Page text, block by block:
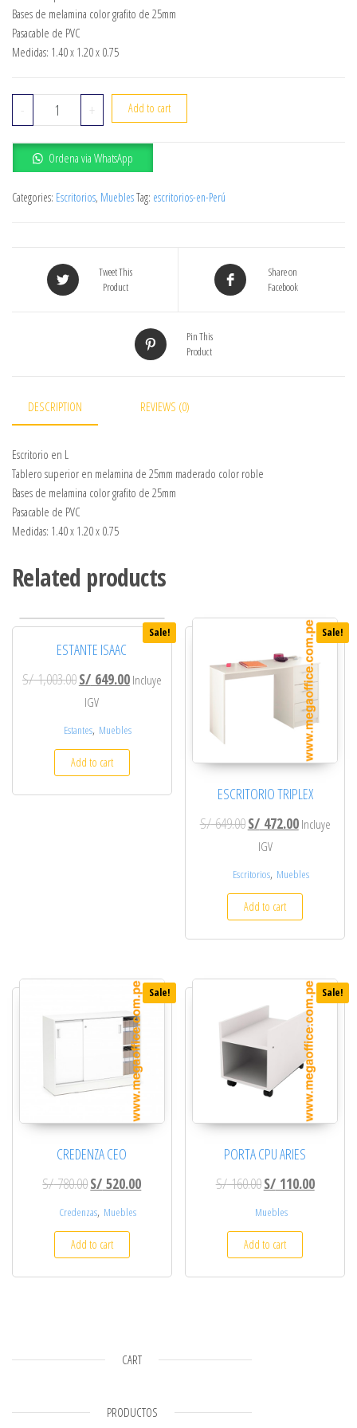
Bases de melamina color grafito de 25mm
Pasacable de PVC
Medidas: 1.40 x 1.20 x 0.75
- ESCRITORIO EN L CORNER quantity
+ Add to cart
Ordena via WhatsApp
Categories: Escritorios, MueblesTag: escritorios-en-Perú
Tweet This
Product
Share on
Facebook
Pin This
Product
DESCRIPTION REVIEWS (0)
Escritorio en L
Tablero superior en melamina de 25mm maderado color roble
Bases de melamina color grafito de 25mm
Pasacable de PVC
Medidas: 1.40 x 1.20 x 0.75
Related products
Sale!
ESTANTE ISAAC
S/1,003.00Original price was: S/ 1,003.00.
S/649.00Current price is: S/ 649.00.
Incluye
IGV
Estantes, Muebles
Add to cart
Sale!
ESCRITORIO TRIPLEX
S/649.00Original price was: S/
S/472.00Current
Incluye
IGV
Escritorios, Muebles
Add to cart
Sale!
CREDENZA CEO
S/780.00Original price was: S/ 780.00.
S/ 520.00Current price is: S/ 520.00.
Credenzas, Muebles
Add to cart
Sale!
PORTA CPU ARIES
S/160.00Original price was:
S/110.00Current
Muebles
Add to cart
CART
PRODUCTOS